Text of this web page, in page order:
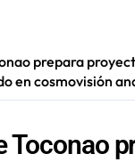
prepara
en cosmovisión
Toconao